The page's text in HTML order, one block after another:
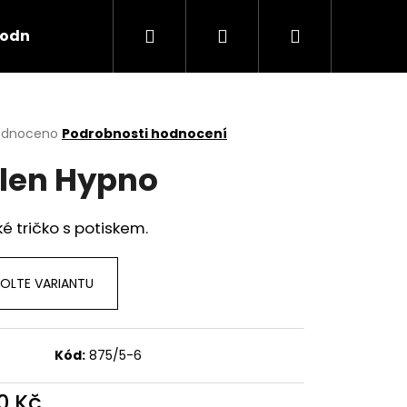
podmínky Hledat PřihlášeníNákupní
Podrobnosti hodnocení
Hypno
tričko s potiskem.
VARIANTU
Kód: 875/5-6